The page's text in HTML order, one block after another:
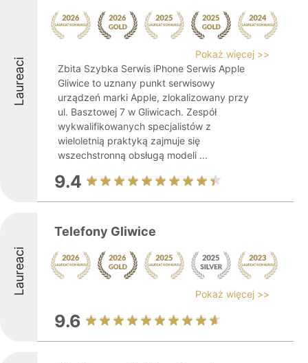
Laureaci
Pokaż więcej >>
Zbita Szybka Serwis iPhone Serwis Apple
Gliwice to uznany punkt serwisowy
urządzeń marki Apple, zlokalizowany przy
ul. Basztowej 7 w Gliwicach. Zespół
wykwalifikowanych specjalistów z
wieloletnią praktyką zajmuje się
wszechstronną obsługą modeli ...
9.4
Laureaci
Telefony Gliwice
Pokaż więcej >>
9.6